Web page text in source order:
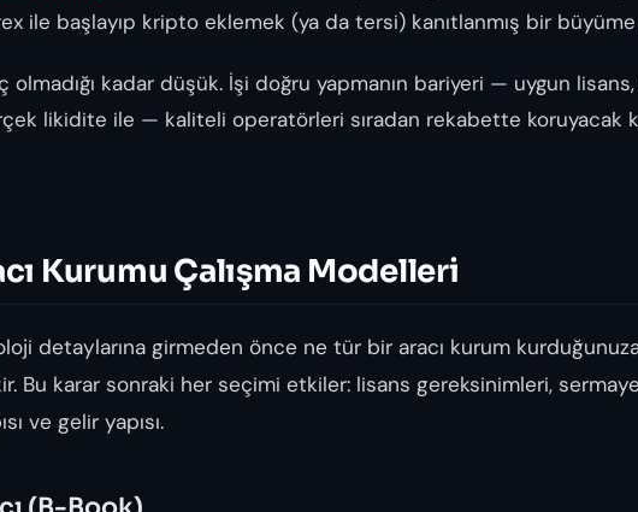
ile başlayıp kripto eklemek (ya da tersi) kanıtlanmış bir
olmadığı kadar düşük. İşi doğru yapmanın bariyeri — uygun
likidite ile — kaliteli operatörleri sıradan rekabette koruyacak
Kurumu Çalışma Modelleri
detaylarına girmeden önce ne tür bir aracı kurum
Bu karar sonraki her seçimi etkiler: lisans gereksinimleri,
ve gelir yapısı.